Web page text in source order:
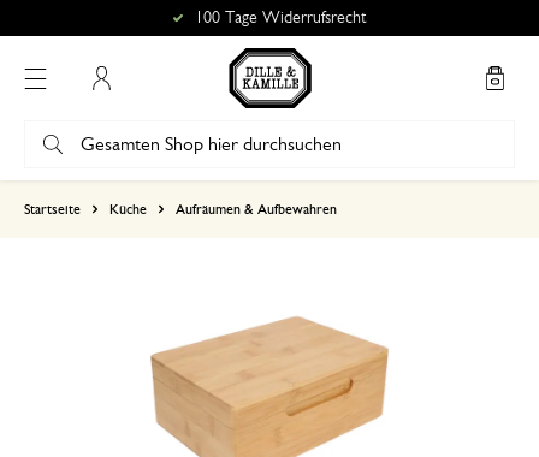
100 Tage Widerrufsrecht
Startseite Küche Aufräumen & Aufbewahren